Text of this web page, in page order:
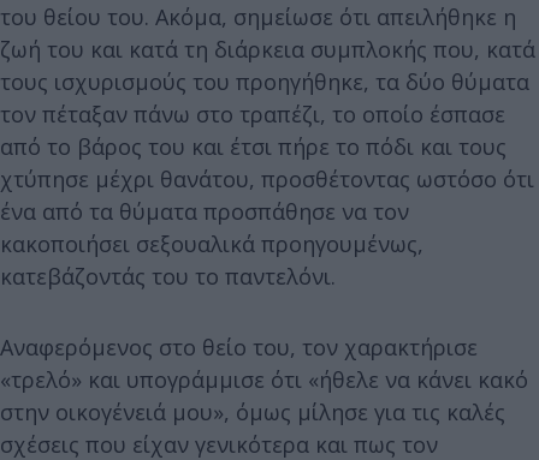
του θείου του. Ακόμα, σημείωσε ότι απειλήθηκε η
ζωή του και κατά τη διάρκεια συμπλοκής που, κατά
τους ισχυρισμούς του προηγήθηκε, τα δύο θύματα
τον πέταξαν πάνω στο τραπέζι, το οποίο έσπασε
από το βάρος του και έτσι πήρε το πόδι και τους
χτύπησε μέχρι θανάτου, προσθέτοντας ωστόσο ότι
ένα από τα θύματα προσπάθησε να τον
κακοποιήσει σεξουαλικά προηγουμένως,
κατεβάζοντάς του το παντελόνι.
Αναφερόμενος στο θείο του, τον χαρακτήρισε
«τρελό» και υπογράμμισε ότι «ήθελε να κάνει κακό
στην οικογένειά μου», όμως μίλησε για τις καλές
σχέσεις που είχαν γενικότερα και πως τον